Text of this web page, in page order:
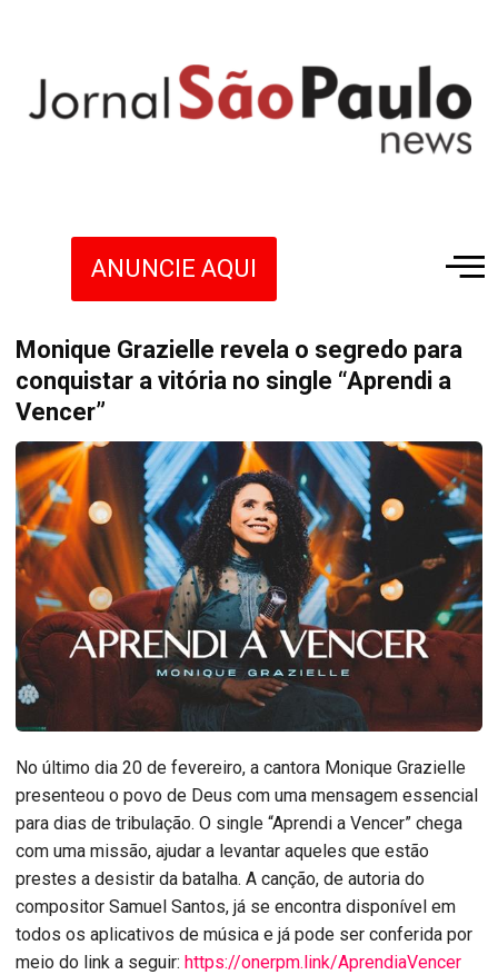
ANUNCIE AQUI
Monique Grazielle revela o segredo para
conquistar a vitória no single “Aprendi a
Vencer”
No último dia 20 de fevereiro, a cantora Monique Grazielle
presenteou o povo de Deus com uma mensagem essencial
para dias de tribulação. O single “Aprendi a Vencer” chega
com uma missão, ajudar a levantar aqueles que estão
prestes a desistir da batalha. A canção, de autoria do
compositor Samuel Santos, já se encontra disponível em
todos os aplicativos de música e já pode ser conferida por
meio do link a seguir: https://onerpm.link/AprendiaVencer